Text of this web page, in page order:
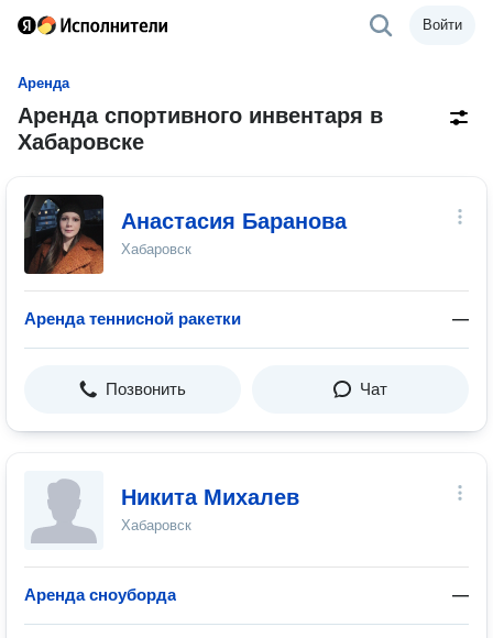
Войти
Аренда
Аренда спортивного инвентаря в
Хабаровске
Анастасия Баранова
Хабаровск
Аренда теннисной ракетки —
Позвонить Чат
Никита Михалев
Хабаровск
Аренда сноуборда —